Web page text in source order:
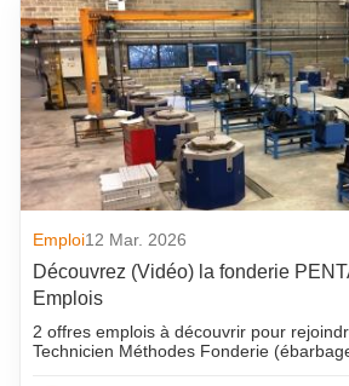
Emploi12 Mar. 2026
Découvrez (Vidéo) la fonderie
Emplois
2 offres emplois à découvrir pour
Technicien Méthodes Fonderie